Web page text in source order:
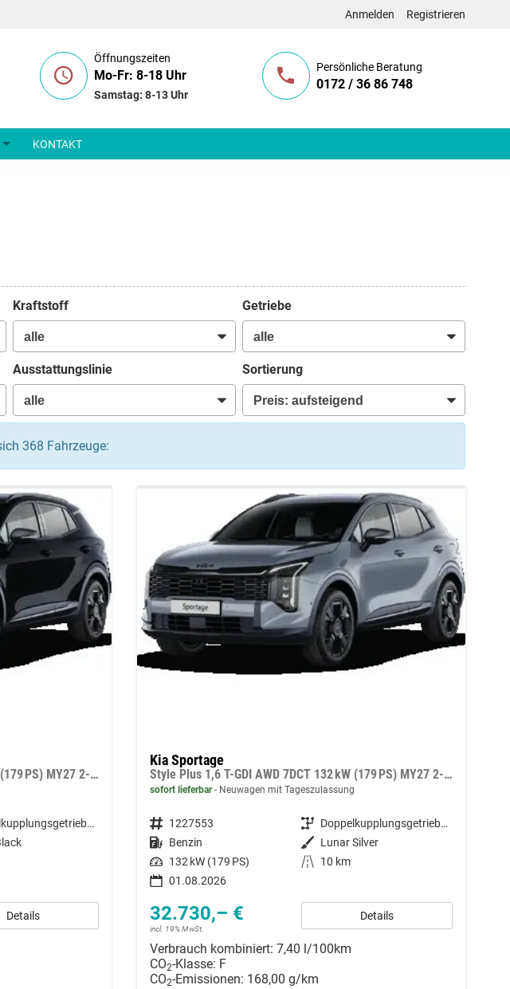
Anmelden Registrieren
Öffnungszeiten
Mo-Fr: 8-18 Uhr
Samstag: 8-13 Uhr
Persönliche Beratung
0172 / 36 86 748
KONTAKT
Kraftstoff Getriebe
Ausstattungslinie Sortierung
368 Fahrzeuge:
Style Plus 1,6 T-GDI AWD 7DCT 132 kW (179 PS) MY27 2-Zonen Klimaautomatik, Lenkradheizung, Sitzheizung vorne und hinten, Navi, DAB, Apple CarPlay/Android Auto, Rückfahrkamera, Parksensoren vorne/hinten, Full-LED, 18 Zoll LM, uvm.
Doppelkupplungsgetriebe (DSG)
Details
Kia Sportage
Style Plus 1,6 T-GDI AWD 7DCT 132 kW (179 PS) MY27 2-Zonen Klimaautomatik, Lenkradheizung, Sitzheizung vorne und hinten, Navi, DAB, Apple CarPlay/Android Auto, Rückfahrkamera, Parksensoren vorne/hinten, Full-LED, 18 Zoll LM, uvm.
sofort lieferbar Neuwagen mit Tageszulassung
Fahrzeugnummer 1227553 Getriebe
Doppelkupplungsgetriebe (DSG)
Kraftstoff Benzin Außenfarbe Lunar Silver
Leistung 132 kW (179 PS) Kilometerstand
10 km
01.08.2026
32.730,– €
incl. 19% MwSt.
Details
Verbrauch kombiniert: 7,40 l/100km
CO2-Klasse: F
CO2-Emissionen: 168,00 g/km